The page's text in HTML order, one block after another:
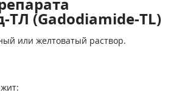
(Gadodiamide-TL)
или желтоватый раствор.